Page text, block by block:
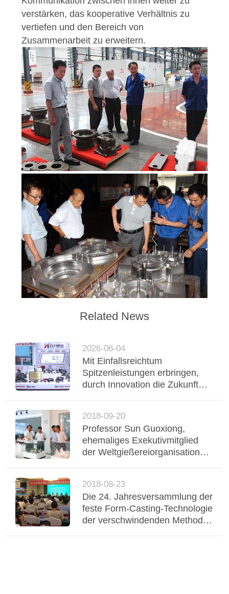
verstärken, das kooperative Verhältnis zu
vertiefen und den Bereich von
Zusammenarbeit zu erweitern.
Related News
2026-06-04
Mit Einfallsreichtum
Spitzenleistungen erbringen,
durch Innovation die Zukunft
International Foundry Expo
2018-09-20
Professor Sun Guoxiong,
ehemaliges Exekutivmitglied
der Weltgießereiorganisation
auszutauschen
2018-08-23
Die 24. Jahresversammlung der
feste Form-Casting-Technologie
der verschwindenden Methode